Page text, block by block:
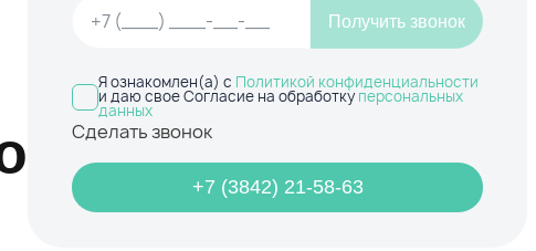
Получить звонок
Я ознакомлен(а) с Политикой конфиденциальности
и даю свое Согласие на обработкуперсональных
данных
Сделать звонок
+7 (3842) 21-58-63